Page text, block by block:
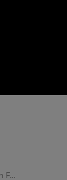
Krampon Nasıl Seçilir? FG ve AG Krampon Farkları Nelerdir?